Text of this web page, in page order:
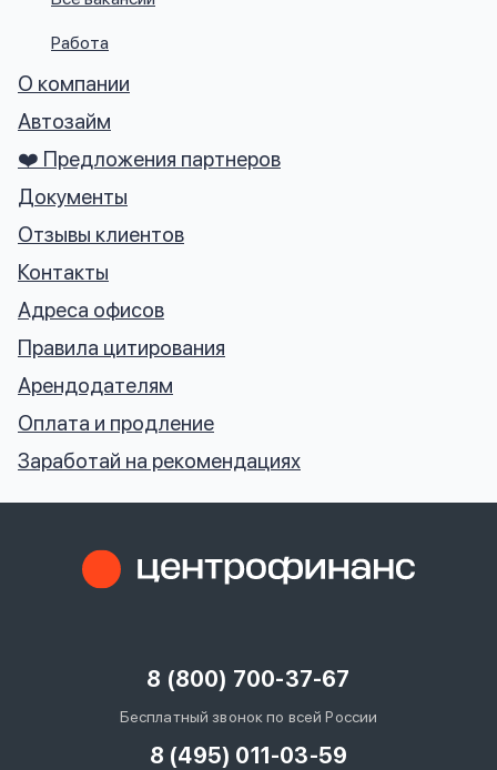
Работа
О компании
Автозайм
❤️ Предложения партнеров
Документы
Отзывы клиентов
Контакты
Адреса офисов
Правила цитирования
Арендодателям
Оплата и продление
Заработай на рекомендациях
8 (800) 700-37-67
Бесплатный звонок по всей России
8 (495) 011-03-59